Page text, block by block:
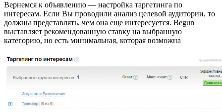
Вернемся к объявлению — настройка таргетинга по
интересам. Если Вы проводили анализ целевой аудитории, то
должны представлять, чем она еще интересуется. Begun
выставляет рекомендованную ставку на выбранную
категорию, но есть минимальная, которая возможна